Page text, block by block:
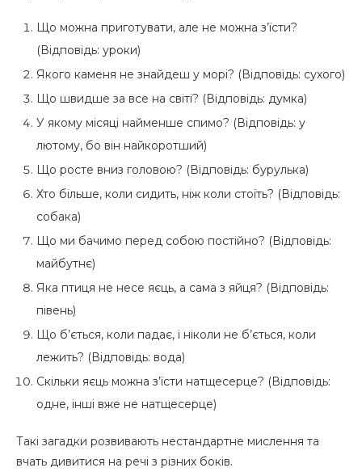
Що можна приготувати, але не можна з’їсти?
(Відповідь: уроки)
Якого каменя не знайдеш у морі? (Відповідь: сухого)
Що швидше за все на світі? (Відповідь: думка)
У якому місяці найменше спимо? (Відповідь: у
лютому, бо він найкоротший)
Що росте вниз головою? (Відповідь: бурулька)
Хто більше, коли сидить, ніж коли стоїть? (Відповідь:
собака)
Що ми бачимо перед собою постійно? (Відповідь:
майбутнє)
Яка птиця не несе яєць, а сама з яйця? (Відповідь:
півень)
Що б’ється, коли падає, і ніколи не б’ється, коли
лежить? (Відповідь: вода)
Скільки яєць можна з’їсти натщесерце? (Відповідь:
одне, інші вже не натщесерце)
Такі загадки розвивають нестандартне мислення та
вчать дивитися на речі з різних боків.